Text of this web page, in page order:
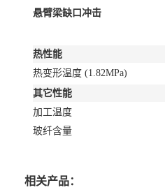
悬臂梁缺口冲击
热性能
热变形温度 (1.82MPa)
其它性能
加工温度
玻纤含量
相关产品：